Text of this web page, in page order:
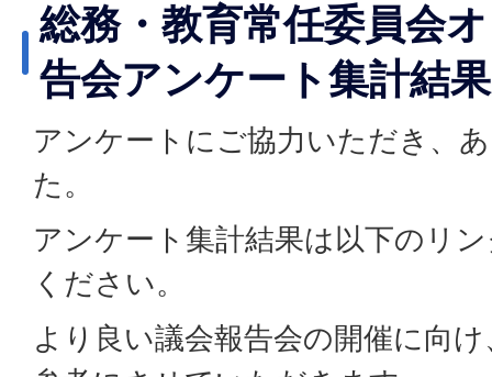
総務・教育常任委員会
告会アンケート集計結果
アンケートにご協力いただき、
た。
アンケート集計結果は以下のリ
ください。
より良い議会報告会の開催に向